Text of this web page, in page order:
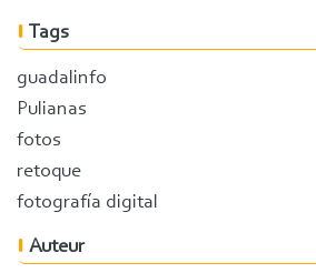
Tags
guadalinfo
Pulianas
fotos
retoque
fotografía digital
Auteur